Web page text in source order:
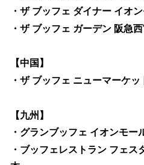
・ザ ブッフェ ダイナー イオ
・ザ ブッフェ ガーデン 阪急
【中国】
・ザ ブッフェ ニューマーケ
【九州】
・グランブッフェ イオンモー
・ブッフェレストラン フェ